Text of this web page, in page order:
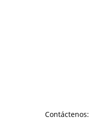
Contáctenos: